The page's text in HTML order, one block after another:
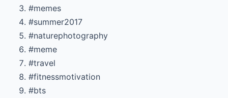
#memes
#summer2017
#naturephotography
#meme
#travel
#fitnessmotivation
#bts